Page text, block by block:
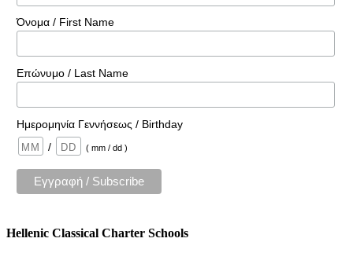
Όνομα / First Name
Επώνυμο / Last Name
Ημερομηνία Γεννήσεως / Birthday
/
( mm / dd )
Hellenic Classical Charter Schools